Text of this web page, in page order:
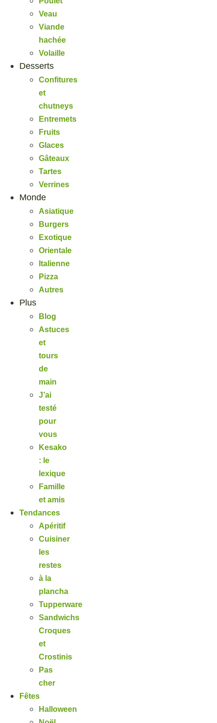
Veau
Viande
hachée
Volaille
Desserts
Confitures
et
chutneys
Entremets
Fruits
Glaces
Gâteaux
Tartes
Verrines
Monde
Asiatique
Burgers
Exotique
Orientale
Italienne
Pizza
Autres
Plus
Blog
Astuces
et
tours
de
main
J’ai
testé
pour
vous
Kesako
: le
lexique
Famille
et amis
Tendances
Apéritif
Cuisiner
les
restes
à la
plancha
Tupperware
Sandwichs
Croques
et
Crostinis
Pas
cher
Fêtes
Halloween